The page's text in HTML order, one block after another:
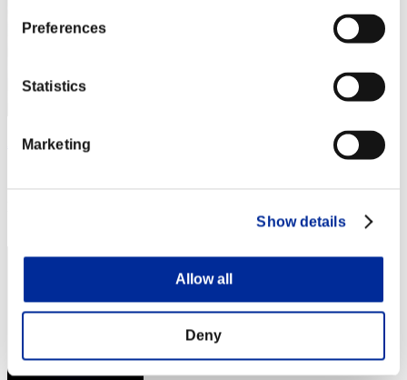
Preferences
Statistics
Marketing
Show details
Allow all
Deny
AZ